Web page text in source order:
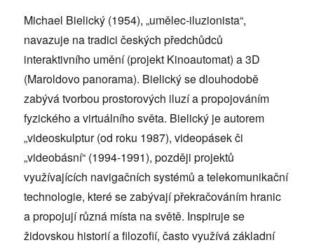
Michael Bielický (1954), „umělec-iluzionista“,
navazuje na tradici českých předchůdců
interaktivního umění (projekt Kinoautomat) a 3D
(Maroldovo panorama). Bielický se dlouhodobě
zabývá tvorbou prostorových iluzí a propojováním
fyzického a virtuálního světa. Bielický je autorem
„videoskulptur (od roku 1987), videopásek či
„videobásní“ (1994-1991), později projektů
využívajících navigačních systémů a telekomunikační
technologie, které se zabývají překračováním hranic
a propojují různá místa na světě. Inspiruje se
židovskou historií a filozofií, často využívá základní